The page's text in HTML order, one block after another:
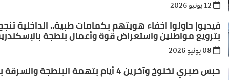
فيديو| حاولوا اخفاء هويتهم بكمامات طبية.. الداخلية
بترويع مواطنين واستعراض قوة وأعمال بلطجة
حبس صبري نخنوخ وآخرين 4 أيام بتهمة البلطجة والسرقة بالإكراه في التجمع